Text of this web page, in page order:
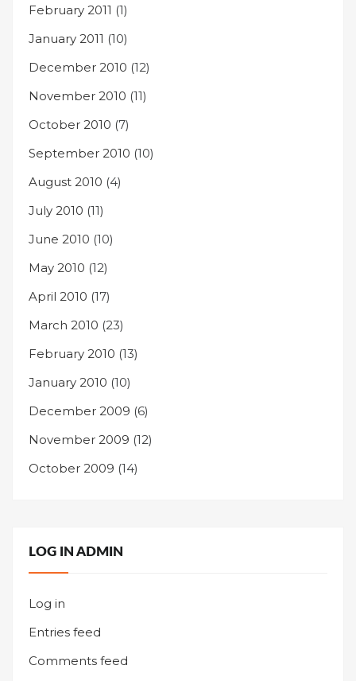
February 2011 (1)
January 2011 (10)
December 2010 (12)
November 2010 (11)
October 2010 (7)
September 2010 (10)
August 2010 (4)
July 2010 (11)
June 2010 (10)
May 2010 (12)
April 2010 (17)
March 2010 (23)
February 2010 (13)
January 2010 (10)
December 2009 (6)
November 2009 (12)
October 2009 (14)
LOG IN ADMIN
Log in
Entries feed
Comments feed